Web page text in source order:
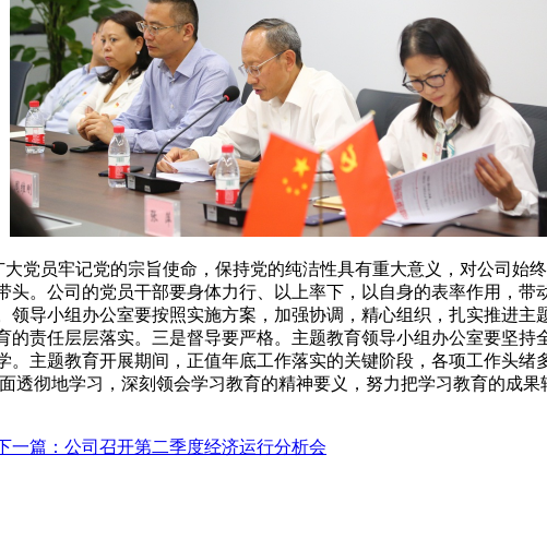
党员牢记党的宗旨使命，保持党的纯洁性具有重大意义，对公司始
。公司的党员干部要身体力行、以上率下，以自身的表率作用，
导小组办公室要按照实施方案，加强协调，精心组织，扎实推进
责任层层落实。三是督导要严格。主题教育领导小组办公室要坚
主题教育开展期间，正值年底工作落实的关键阶段，各项工作头
透彻地学习，深刻领会学习教育的精神要义，努力把学习教育的成
一篇：公司召开第二季度经济运行分析会